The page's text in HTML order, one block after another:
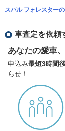
スバル フォレスター
車査定を依頼
あなたの愛車
申込み最短3時間
らせ！